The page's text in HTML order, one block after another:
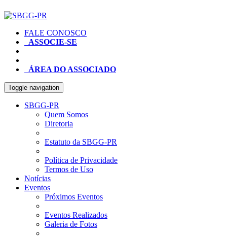
FALE CONOSCO
ASSOCIE-SE
ÁREA DO ASSOCIADO
Toggle navigation
SBGG-PR
Quem Somos
Diretoria
Estatuto da SBGG-PR
Política de Privacidade
Termos de Uso
Notícias
Eventos
Próximos Eventos
Eventos Realizados
Galeria de Fotos